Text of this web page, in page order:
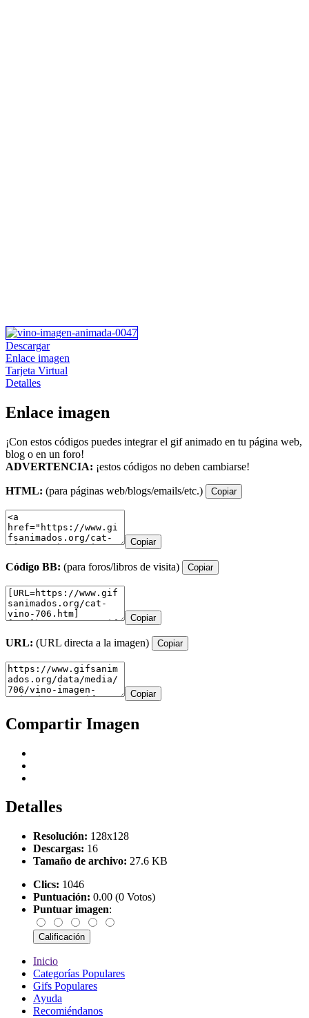
Descargar
Enlace imagen
Tarjeta Virtual
Detalles
Enlace imagen
¡Con estos códigos puedes integrar el gif animado en tu página web,
blog o en un foro!
ADVERTENCIA: ¡estos códigos no deben cambiarse!
HTML: (para páginas web/blogs/emails/etc.) Copiar
Copiar
Código BB: (para foros/libros de visita) Copiar
Copiar
URL: (URL directa a la imagen) Copiar
Copiar
Compartir Imagen
Detalles
Resolución: 128x128
Descargas: 16
Tamaño de archivo: 27.6 KB
Clics: 1046
Puntuación: 0.00 (0 Votos)
Puntuar imagen:
Inicio
Categorías Populares
Gifs Populares
Ayuda
Recomiéndanos